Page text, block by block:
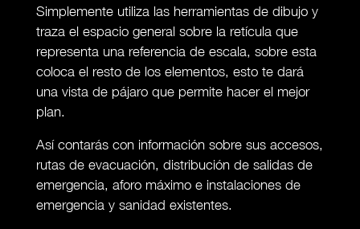
Simplemente utiliza las herramientas de dibujo y
traza el espacio general sobre la retícula que
representa una referencia de escala, sobre esta
coloca el resto de los elementos, esto te dará
una vista de pájaro que permite hacer el mejor
plan.
Así contarás con información sobre sus accesos,
rutas de evacuación, distribución de salidas de
emergencia, aforo máximo e instalaciones de
emergencia y sanidad existentes.